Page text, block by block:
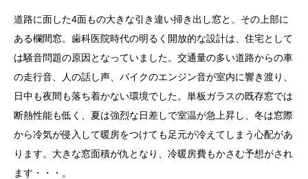
道路に面した4面もの大きな引き違い掃き出し窓と、その上部に
ある欄間窓。歯科医院時代の明るく開放的な設計は、住宅として
は騒音問題の原因となっていました。交通量の多い道路からの車
の走行音、人の話し声、バイクのエンジン音が室内に響き渡り、
日中も夜間も落ち着かない環境でした。単板ガラスの既存窓では
断熱性能も低く、夏は強烈な日差しで室温が急上昇し、冬は窓際
から冷気が侵入して暖房をつけても足元が冷えてしまう心配があ
ります。大きな窓面積が仇となり、冷暖房費もかさむ予想がされ
ます・・・。